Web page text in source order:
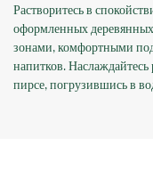
Растворитесь в
оформленных
зонами, комфортными
напитков.
пирсе, погрузившись в